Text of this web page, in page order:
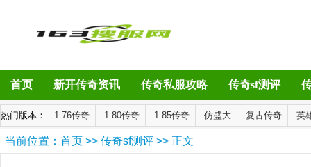
首页 新开传奇资讯 传奇私服攻略 传奇sf测评
热门版本： 1.76传奇 1.80传奇 1.85传奇 仿盛大 复古传奇 英
当前位置： 首页 >> 传奇sf测评 >> 正文